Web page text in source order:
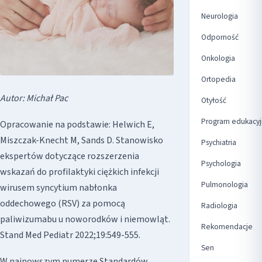
Autor: Michał Pac
Opracowanie na podstawie: Helwich E,
Miszczak-Knecht M, Sands D. Stanowisko
ekspertów dotyczące rozszerzenia
wskazań do profilaktyki ciężkich infekcji
wirusem syncytium nabłonka
oddechowego (RSV) za pomocą
paliwizumabu u noworodków i niemowląt.
Stand Med Pediatr 2022;19:549-555.
Neurologia
Odporność
Onkologia
Ortopedia
Otyłość
Program
Psychiatria
Psychologia
Pulmonologia
Radiologia
Rekomendacje
Sen